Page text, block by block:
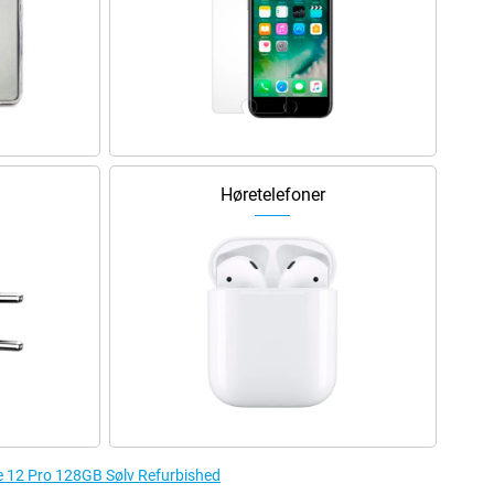
Høretelefoner
Pro 128GB Sølv Refurbished